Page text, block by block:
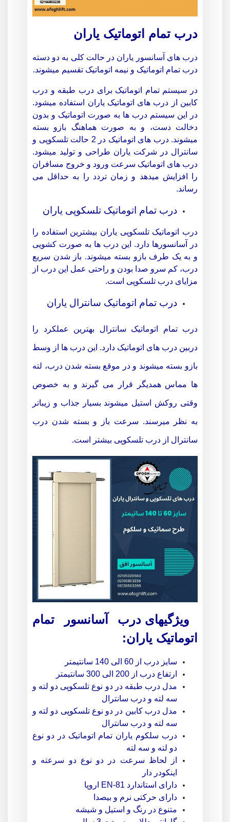
درب تمام اتوماتیک یاران
درب های آسانسور یاران در حالت کلی به دو دسته
درب تمام اتوماتیک و نیمه اتوماتیک تقسیم میشوند.
در سیستم تمام اتوماتیک برای درب طبقه و درب
کابین از درب های اتوماتیک یاران استفاده میشود.
در این سیستم درب ها به صورت اتوماتیک و بدون
دخالت دست، و به صورت هماهنگ بازو بسته
میشوند. درب های اتوماتیک در 2 حالت تلسکوپی و
سانترال در شرکت یاران طراحی و تولید میشود.
درب های اتوماتیک سرعت ورود و خروج مسافران
را افزایش میدهد و زمان تردد را به حداقل می
رساند.
درب تمام اتوماتیک تلسکوپی یاران
درب اتوماتیک تلسکوپی یاران بیشترین استفاده را
در آسانسورها دارد. این درب ها به صورت کشویی
و به یک طرف بازو بسته میشوند. باز شدن سریع
درب، کم سرو صدا بودن و راحتی عمل این درب از
مزایای درب تلسکوپی است.
درب تمام اتوماتیک سانترال یاران
درب تمام اتوماتیک سانترال بهترین عملکرد را
دربین درب های اتوماتیک دارد. این درب ها از وسط
بازو بسته میشوند و در موقع بسته شدن درب، لته
ها مماس همدیگر قرار می گیرند و به خصوص
وقتی روکش استیل میشوند بسیار جذاب و زیباتر
به نظر میرسند. سرعت باز و بسته شدن درب
سانترال از درب تلسکوپی بیشتر است.
ویژگیهای درب آسانسور تمام
اتوماتیک یاران:
سایز درب از 60 الی 140 سانتیمتر
ارتفاع درب از 200 الی 300 سانتیمتر
مدل درب طبقه در دو نوع تلسکوپی دو لته و
سه لته و درب سانترال
مدل درب کابین در دو نوع تلسکوپی دو لته و
سه لته و درب سانترال
درب سلکوم یاران تمام اتوماتیک در دو نوع
دو لته و سه لته
از لحاظ سرعت در دو نوع دو سرعته و
اینکودر دار
دارای استاندارد EN-81 اروپا
دارای حرکتی نرم و بیصدا
متنوع در رنگ و استیل و شیشه